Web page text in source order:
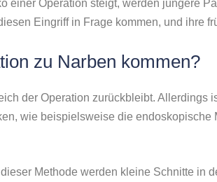
Operation steigt, werden jüngere
Eingriff in Frage kommen, und ihre
zu Narben kommen?
der Operation zurückbleibt. Allerdings
wie beispielsweise die
Methode werden kleine Schnitte in